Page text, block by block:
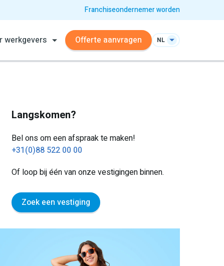
Franchiseondernemer worden
werkgevers Offerte aanvragen NL
Langskomen?
Bel ons om een afspraak te maken!
+31(0)88 522 00 00
Of loop bij één van onze vestigingen binnen.
Zoek een vestiging